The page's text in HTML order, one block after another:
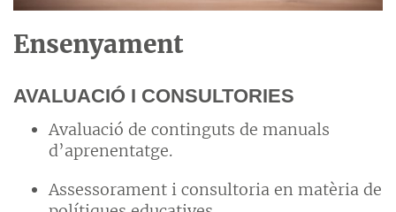
Ensenyament
AVALUACIÓ I CONSULTORIES
Avaluació de continguts de manuals
d’aprenentatge.
Assessorament i consultoria en matèria de